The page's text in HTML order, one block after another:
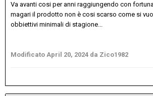
Va avanti cosi per anni raggiungendo con
magari il prodotto non è cosi scarso come si
obbiettivi minimali di stagione...
Modificato April 20, 2024 da Zico1982